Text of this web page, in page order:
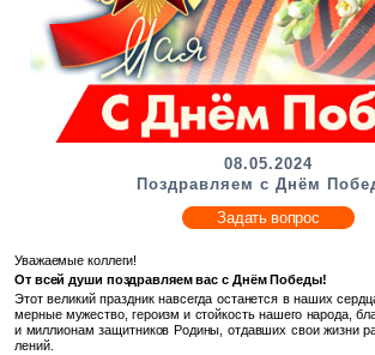
08.05.2024
Поздравляем с Днём
Задать вопрос
Ува­жа­е­мые кол­ле­ги!
От всей души по­здрав­ля­ем вас с Днём По­бе­ды!
Этот ве­ли­кий празд­ник на­все­гда оста­нет­ся в наших
мер­ные му­же­ство, ге­ро­изм и стой­кость на­ше­го на­ро­да,
и мил­ли­о­нам за­щит­ни­ков Ро­ди­ны, от­дав­ших свои жизни
ле­ний.